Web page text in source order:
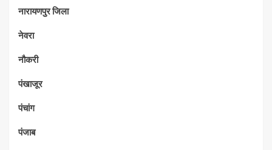
नारायणपुर जिला
नेवरा
नौकरी
पंखाजूर
पंचांग
पंजाब